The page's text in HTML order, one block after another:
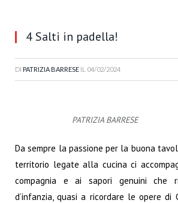
4 Salti in padella!
DI PATRIZIA BARRESE IL 04/02/2024
PATRIZIA BARRESE
Da sempre la passione per la buona
territorio legate alla cucina ci
compagnia e ai sapori genuini che
d’infanzia, quasi a ricordare le opere di